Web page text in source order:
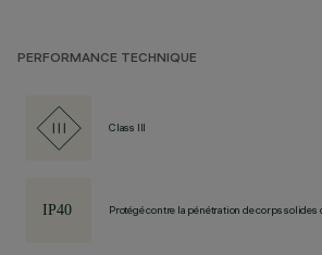
PERFORMANCE TECHNIQUE
Class III
Protégé contre la pénétration de corps